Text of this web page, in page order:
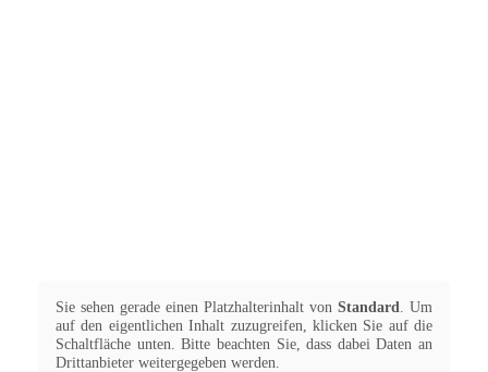
Sie sehen gerade einen Platzhalterinhalt von Standard . Um
auf den eigentlichen Inhalt zuzugreifen, klicken Sie auf die
Schaltfläche unten. Bitte beachten Sie, dass dabei Daten an
Drittanbieter weitergegeben werden.